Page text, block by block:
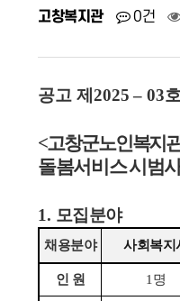
고창복지관 0건
공고 제 2025– 03호
<고창군노인복지
돌봄서비스 시범
1. 모집분야
채용분야 사회복지
인 원 1 명